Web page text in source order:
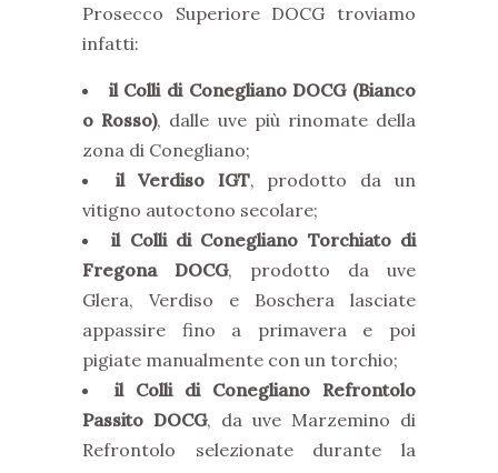
Prosecco Superiore DOCG troviamo
infatti:
il Colli di Conegliano DOCG (Bianco
o Rosso), dalle uve più rinomate della
zona di Conegliano;
il Verdiso IGT, prodotto da un
vitigno autoctono secolare;
il Colli di Conegliano Torchiato di
Fregona DOCG, prodotto da uve
Glera, Verdiso e Boschera lasciate
appassire fino a primavera e poi
pigiate manualmente con un torchio;
il Colli di Conegliano Refrontolo
Passito DOCG, da uve Marzemino di
Refrontolo selezionate durante la